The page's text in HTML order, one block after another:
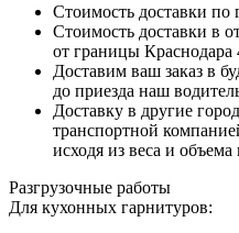
Стоимость доставки по
Стоимость доставки в
от границы Краснодара
Доставим ваш заказ в
до приезда наш
Доставку в другие
транспортной
исходя из веса и объема
Разгрузочные работы
Для кухонных гарнитуров: